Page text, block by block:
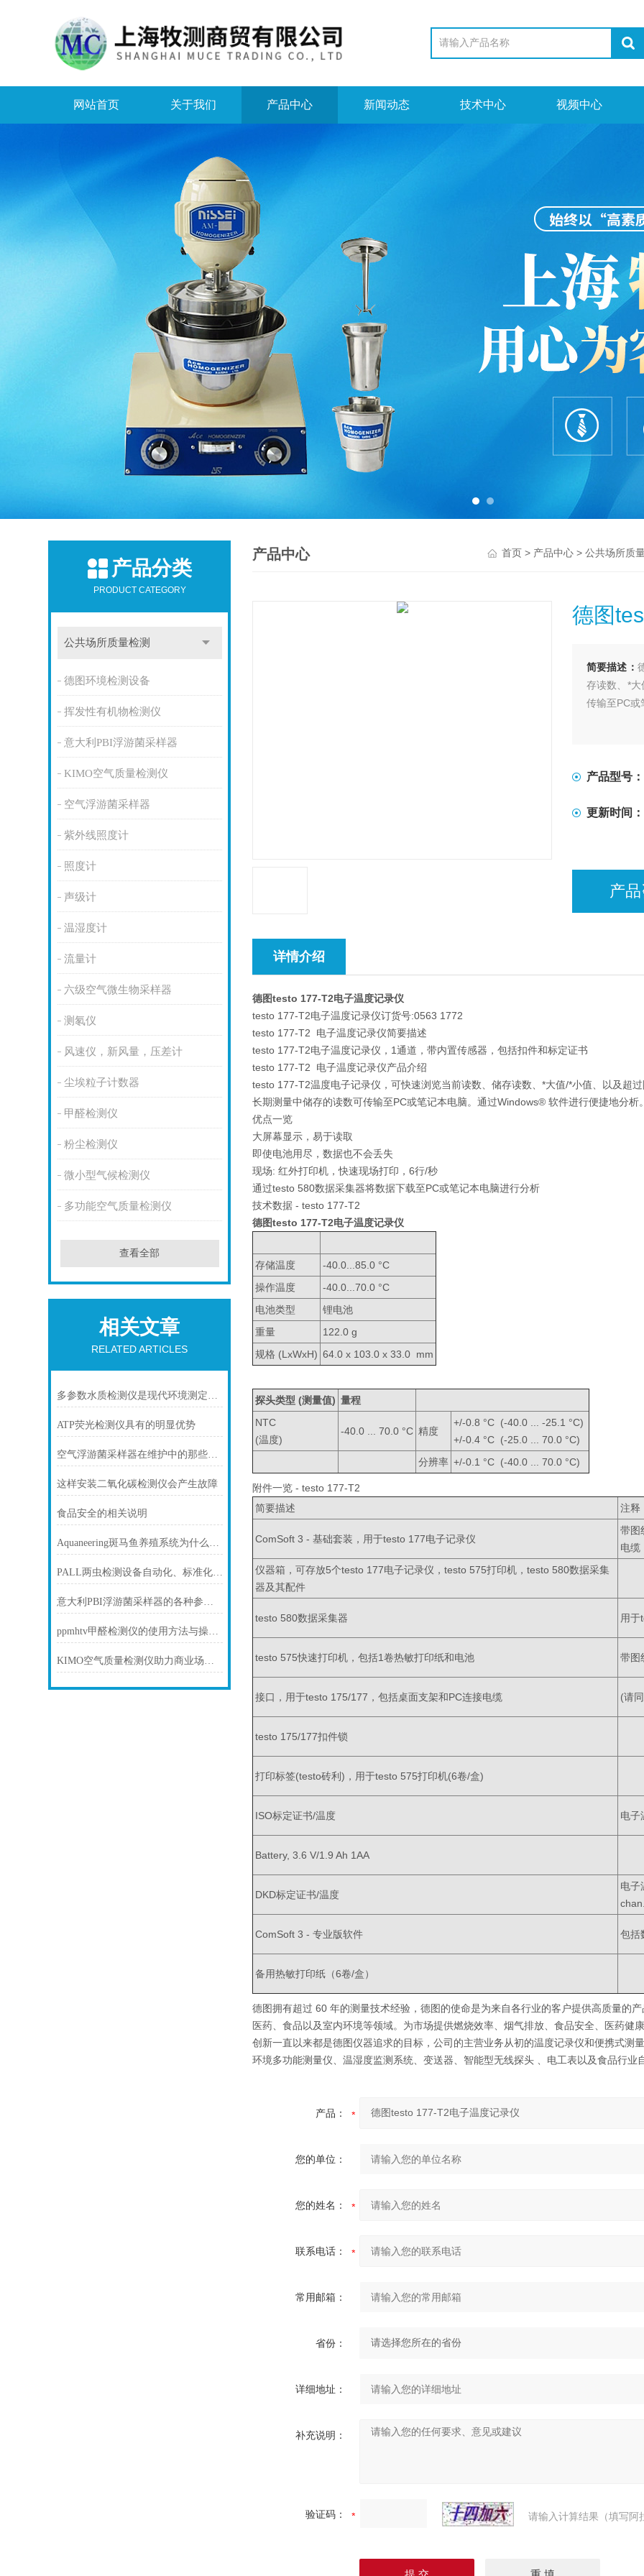
网站首页 关于我们 产品中心 新闻动态 技术中心 视频中心
产品分类
PRODUCT CATEGORY
公共场所质量检测
德图环境检测设备
挥发性有机物检测仪
意大利PBI浮游菌采样器
KIMO空气质量检测仪
空气浮游菌采样器
紫外线照度计
照度计
声级计
温湿度计
流量计
六级空气微生物采样器
测氡仪
风速仪，新风量，压差计
尘埃粒子计数器
甲醛检测仪
粉尘检测仪
微小型气候检测仪
多功能空气质量检测仪
查看全部
相关文章
RELATED ARTICLES
多参数水质检测仪是现代环境测定的仪器之一
ATP荧光检测仪具有的明显优势
空气浮游菌采样器在维护中的那些小窍门
这样安装二氧化碳检测仪会产生故障
食品安全的相关说明
Aquaneering斑马鱼养殖系统为什么这么火
PALL两虫检测设备自动化、标准化程度高
意大利PBI浮游菌采样器的各种参数设定要求
ppmhtv甲醛检测仪的使用方法与操作指南
KIMO空气质量检测仪助力商业场所打造优质空气环境
产品中心 首页> 产品中心> 公共场所质
德图
简要描述：
存读数、*
传输至PC或
产品型号：
更新时间：
产
详情介绍
德图testo 177-T2电子温度记录仪
testo 177-T2电子温度记录仪订货号:0563 1772
testo 177-T2 电子温度记录仪简要描述
testo 177-T2电子温度记录仪，1通道，带内置传感器，包括扣件和标定证书
testo 177-T2 电子温度记录仪产品介绍
testo 177-T2温度电子记录仪，可快速浏览当前读数、储存读数、*大值/*小值、以及超过
长期测量中储存的读数可传输至PC或笔记本电脑。通过Windows® 软件进行便捷地分析。
优点一览
大屏幕显示，易于读取
即使电池用尽，数据也不会丢失
现场: 红外打印机，快速现场打印，6行/秒
通过testo 580数据采集器将数据下载至PC或笔记本电脑进行分析
技术数据 - testo 177-T2
德图testo 177-T2电子温度记录仪
存储温度
-40.0...85.0 °C
操作温度
-40.0...70.0 °C
电池类型
锂电池
重量
122.0 g
规格 (LxWxH) 64.0 x 103.0 x 33.0 mm
探头类型 (测量值) 量程
NTC
(温度)
-40.0 ... 70.0 °C 精度
+/-0.8 °C (-40.0 ... -25.1 °C)
+/-0.4 °C (-25.0 ... 70.0 °C)
分辨率 +/-0.1 °C (-40.0 ... 70.0 °C)
附件一览 - testo 177-T2
简要描述
注释
ComSoft 3 - 基础套装，用于testo 177电子记录仪
带图
电缆
仪器箱，可存放5个testo 177电子记录仪，testo 575打印机，testo 580数据采集
器及其配件
testo 580数据采集器 用于
testo 575快速打印机，包括1卷热敏打印纸和电池 带图
接口，用于testo 175/177，包括桌面支架和PC连接电缆 (请
testo 175/177扣件锁
打印标签(testo砖利)，用于testo 575打印机(6卷/盒)
ISO标定证书/温度 电子
Battery, 3.6 V/1.9 Ah 1AA
DKD标定证书/温度
电子
ComSoft 3 - 专业版软件 包括
备用热敏打印纸（6卷/盒）
德图拥有超过 60 年的测量技术经验，德图的使命是为来自各行业的客户提供高质量的
医药、食品以及室内环境等领域。为市场提供燃烧效率、烟气排放、食品安全、医药健
创新一直以来都是德图仪器追求的目标，公司的主营业务从初的温度记录仪和便携式测
环境多功能测量仪、温湿度监测系统、变送器、智能型无线探头 、电工表以及食品行业
产品：
您的单位：
您的姓名：
联系电话：
常用邮箱：
省份：
详细地址：
补充说明：
验证码： 请输入计算结果（填写阿